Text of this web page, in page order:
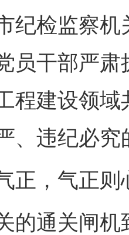
纪检监察
员干部严
程建设领
、违纪必究
，气正则
通关闸机